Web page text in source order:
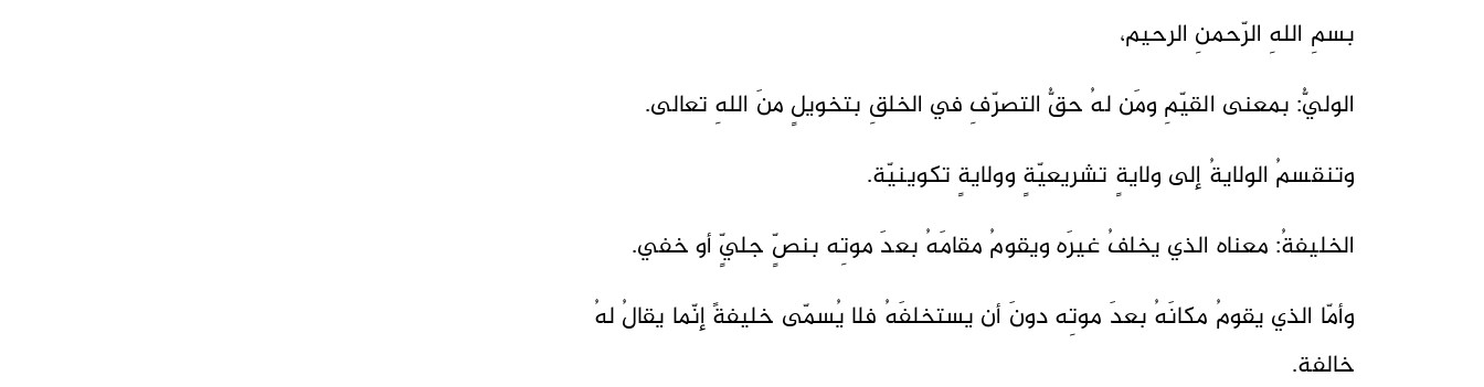
بسمِ اللهِ الرّحمنِ الرحيم،
الوليُّ: بمعنى القيّمِ ومَن لهُ حقُّ التصرّفِ في الخلقِ بتخويلٍ منَ اللهِ تعالى.
وتنقسمُ الولايةُ إلى ولايةٍ تشريعيّةٍ وولايةٍ تكوينيّة.
الخليفةُ: معناه الذي يخلفُ غيرَه ويقومُ مقامَهُ بعدَ موتِه بنصٍّ جليٍّ أو خفي.
وأمّا الذي يقومُ مكانَهُ بعدَ موتِه دونَ أن يستخلفَهُ فلا يُسمّى خليفةً إنّما يقالُ لهُ
خالفة.